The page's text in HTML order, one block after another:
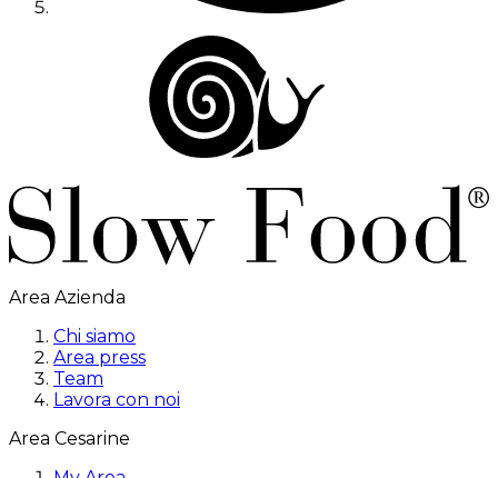
Area Azienda
Chi siamo
Area press
Team
Lavora con noi
Area Cesarine